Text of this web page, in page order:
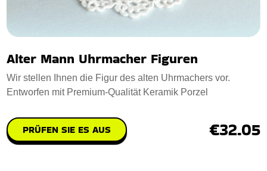
Alter Mann Uhrmacher Figuren
Wir stellen Ihnen die Figur des alten Uhrmachers vor.
Entworfen mit Premium-Qualität Keramik Porzel
PRÜFEN SIE ES AUS €32.05